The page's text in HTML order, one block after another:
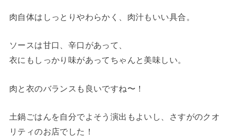
肉自体はしっとりやわらかく、肉汁もいい具合。
ソースは甘口、辛口があって、
衣にもしっかり味があってちゃんと美味しい。
肉と衣のバランスも良いですね〜！
土鍋ごはんを自分でよそう演出もよいし、さすがのクオ
リティのお店でした！